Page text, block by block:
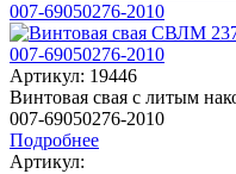
Артикул: 19446
Винтовая свая с литым
007-69050276-2010
Подробнее
Артикул: